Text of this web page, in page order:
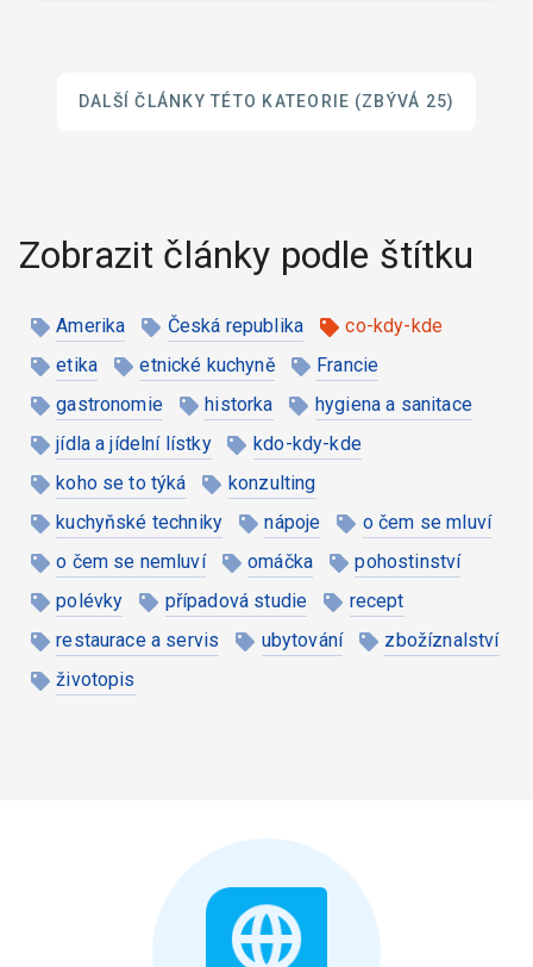
DALŠÍ ČLÁNKY TÉTO KATEORIE (ZBÝVÁ 25)
Zobrazit články podle štítku
Amerika Česká republika
co-kdy-kde
etika
etnické kuchyně
Francie
gastronomie
historka
hygiena a sanitace
jídla a jídelní lístky
kdo-kdy-kde
koho se to týká
konzulting
kuchyňské techniky
nápoje
o čem se mluví
o čem se nemluví
omáčka
pohostinství
polévky
případová studie
recept
restaurace a servis
ubytování
zbožíznalství
životopis